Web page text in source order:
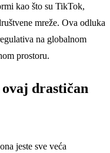
kao što su TikTok,
mreže. Ova odluka
na globalnom
prostoru.
drastičan
jeste sve veća